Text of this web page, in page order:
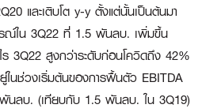
และเติบโต y-y ตั้งแต่นั้นเป็นต้นมา
รณ์ใน 3Q22 ที่ 1.5 พันลบ. เพิ่มขึ้น
3Q22 สูงกว่าระดับก่อนโควิดถึง 42%
ในช่วงเริ่มต้นของการฟื้นตัว EBITDA
ลบ. (เทียบกับ 1.5 พันลบ. ใน 3Q19)